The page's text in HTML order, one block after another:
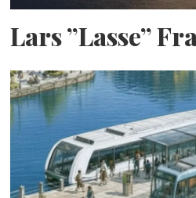
Lars ”Lasse”